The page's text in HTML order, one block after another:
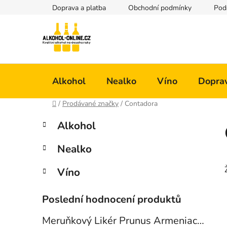
Doprava a platba Obchodní podmínky
Alkohol Nealko Víno
Domů
/ Prodávané značky / Contadora
P
s
r
n
n
Přeskočit
kategorie
K
a
e
o
i
Alkohol
Nealko
Víno
Poslední hodnocení produktů
Meruňkový Likér Prunus Armeniaca 24% 0,7l